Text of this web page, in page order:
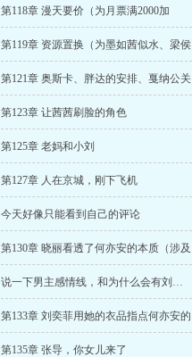
第118章 漫天要价（为月票满2000加
第119章 资源置换（为墨如茜似水、梁侯
第121章 奥斯卡、胖达的安排、戛纳公关
第123章 让茜茜刷脸的角色
第125章 老妈和小刘
第127章 人在京城，刚下飞机
今天好像只能看到自己的评论
第130章 晓丽看透了何亦安的本质（涉及
说一下男主感情线，和为什么会有刘晓丽洞悉
第133章 刘奕菲用她的衣品指点何亦安的
第135章 张导，你女儿来了